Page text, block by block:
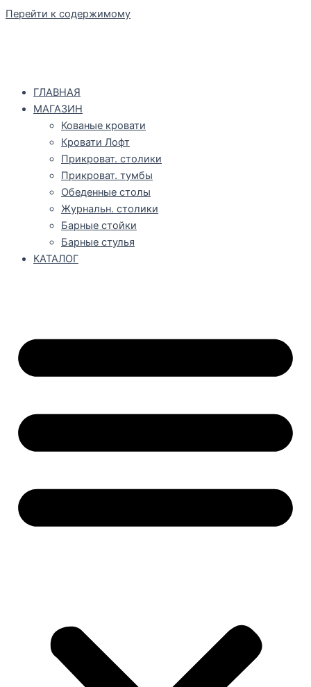
Перейти к содержимому
ГЛАВНАЯ
МАГАЗИН
Кованые кровати
Кровати Лофт
Прикроват. столики
Прикроват. тумбы
Обеденные столы
Журнальн. столики
Барные стойки
Барные стулья
КАТАЛОГ